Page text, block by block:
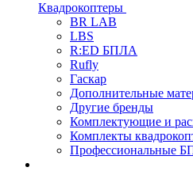
Квадрокоптеры
BR LAB
LBS
R:ED БПЛА
Rufly
Гаскар
Дополнительные
Другие бренды
Комплектующие и
Комплекты
Профессиональные